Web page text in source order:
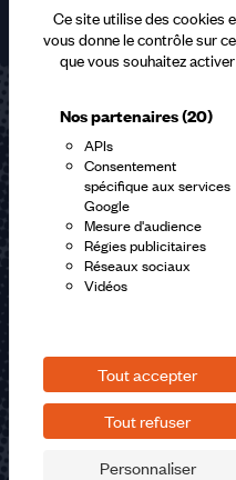
Ce site utilise des cookies
vous donne le contrôle sur
que vous souhaitez activer
Nos partenaires(20)
APIs
Consentement
spécifique aux services
Google
Mesure d'audience
Régies publicitaires
Réseaux sociaux
Vidéos
Tout accepter
Tout refuser
Personnaliser
Nous